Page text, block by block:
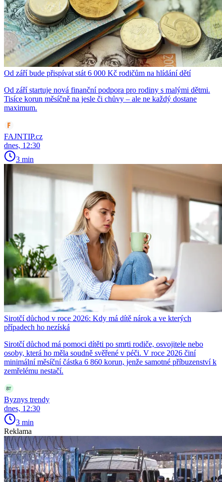
Od září bude přispívat stát 6 000 Kč rodičům na hlídání dětí
Od září startuje nová finanční podpora pro rodiny s malými dětmi.
Tisíce korun měsíčně na jesle či chůvy – ale ne každý dostane
maximum.
FAJNTIP.cz
dnes, 12:30
3 min
Sirotčí důchod v roce 2026: Kdy má dítě nárok a ve kterých
případech ho nezíská
Sirotčí důchod má pomoci dítěti po smrti rodiče, osvojitele nebo
osoby, která ho měla soudně svěřené v péči. V roce 2026 činí
minimální měsíční částka 6 860 korun, jenže samotné příbuzenství k
zemřelému nestačí.
Byznys trendy
dnes, 12:30
3 min
Reklama